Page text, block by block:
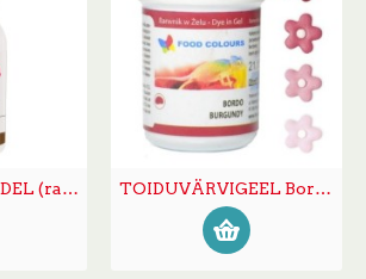
TOIDUVÄRV VEDEL (rasvlahustuv) valge100g TOIDUVÄRVIGEEL Bordoo 35g